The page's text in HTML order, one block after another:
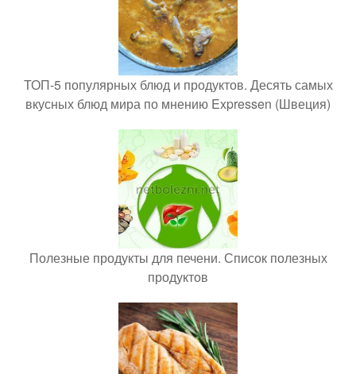
ТОП-5 популярных блюд и продуктов. Десять самых
вкусных блюд мира по мнению Expressen (Швеция)
Полезные продукты для печени. Список полезных
продуктов